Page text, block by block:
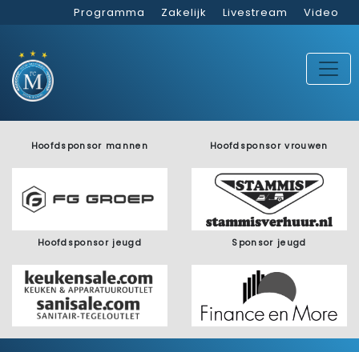
Programma Zakelijk Livestream Video
Hoofdsponsor mannen Hoofdsponsor vrouwen
Hoofdsponsor jeugd Sponsor jeugd